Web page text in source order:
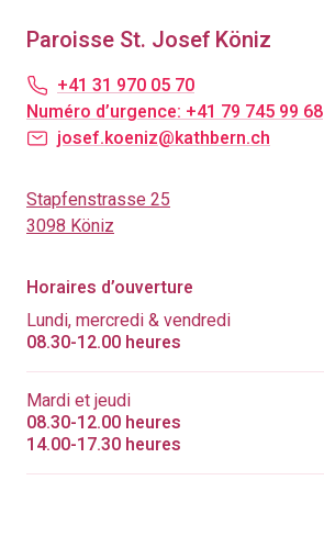
Paroisse St. Josef Köniz
+41 31 970 05 70
Numéro d’urgence: +41 79 745 99 68
josef.koeniz@kathbern.ch
Stapfenstrasse 25
3098 Köniz
Horaires d’ouverture
Lundi, mercredi & vendredi
08.30-12.00 heures
Mardi et jeudi
08.30-12.00 heures
14.00-17.30 heures